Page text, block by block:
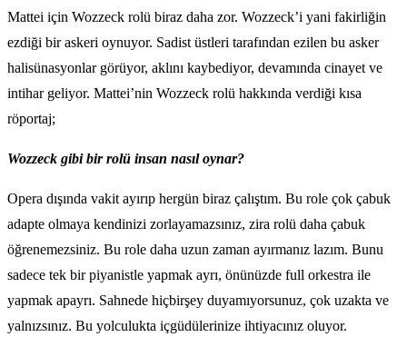
Mattei için Wozzeck rolü biraz daha zor. Wozzeck’i yani fakirliğin
ezdiği bir askeri oynuyor. Sadist üstleri tarafından ezilen bu asker
halisünasyonlar görüyor, aklını kaybediyor, devamında cinayet ve
intihar geliyor. Mattei’nin Wozzeck rolü hakkında verdiği kısa
röportaj;
Wozzeck gibi bir rolü insan nasıl oynar?
Opera dışında vakit ayırıp hergün biraz çalıştım. Bu role çok çabuk
adapte olmaya kendinizi zorlayamazsınız, zira rolü daha çabuk
öğrenemezsiniz. Bu role daha uzun zaman ayırmanız lazım. Bunu
sadece tek bir piyanistle yapmak ayrı, önünüzde full orkestra ile
yapmak apayrı. Sahnede hiçbirşey duyamıyorsunuz, çok uzakta ve
yalnızsınız. Bu yolculukta içgüdülerinize ihtiyacınız oluyor.